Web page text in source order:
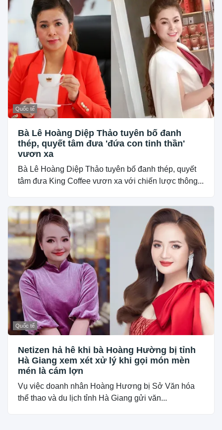
Quốc tế
Bà Lê Hoàng Diệp Thảo tuyên bố đanh
thép, quyết tâm đưa 'đứa con tinh thần'
vươn xa
Bà Lê Hoàng Diệp Thảo tuyên bố đanh thép, quyết
tâm đưa King Coffee vươn xa với chiến lược thông...
Quốc tế
Netizen hả hê khi bà Hoàng Hường bị tỉnh
Hà Giang xem xét xử lý khi gọi món mèn
mén là cám lợn
Vụ việc doanh nhân Hoàng Hương bị Sở Văn hóa
thể thao và du lịch tỉnh Hà Giang gửi văn...